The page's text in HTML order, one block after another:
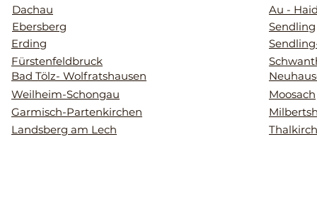
Dachau
Ebersberg
Erding
Fürstenfeldbruck
Bad Tölz- Wolfratshausen
Weilheim-Schongau
Garmisch-Partenkirchen
Landsberg am Lech
Au -
Sendling
Moosach